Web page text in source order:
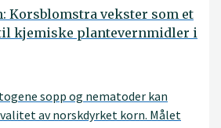
Korsblomstra vekster som et
kjemiske plantevernmidler i
sopp og nematoder kan
av norskdyrket korn. Målet